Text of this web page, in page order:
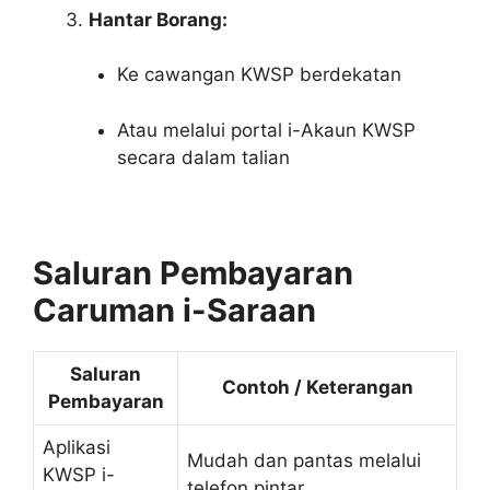
Hantar Borang:
Ke cawangan KWSP berdekatan
Atau melalui portal i-Akaun KWSP
secara dalam talian
Saluran Pembayaran
Caruman i-Saraan
Saluran
Pembayaran
Contoh / Keterangan
Aplikasi
KWSP i-
Mudah dan pantas melalui